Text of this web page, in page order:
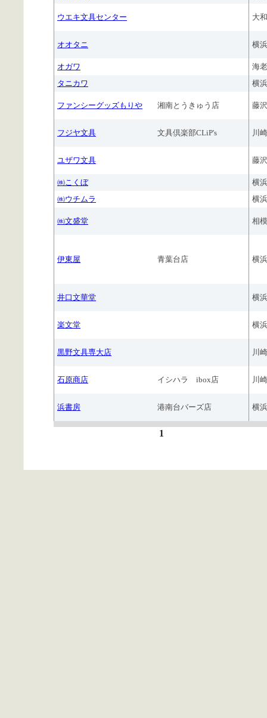
ウエキ文具センター 大
オオタニ 横
オガワ
海
タニカワ
横
ファンシーグッズもりや 湘南とうきゅう店 藤
フジヤ文具 文具倶楽部CLiP's 川
ユザワ文具 藤
㈱こくぼ
横
㈱ウチムラ
横
㈱文盛堂 相
伊東屋 青葉台店 横
井口文華堂 横
楽文堂 横
黒野文具専大店 川
石原商店 イシハラ ibox店 川
浜書房 港南台バーズ店 横
1